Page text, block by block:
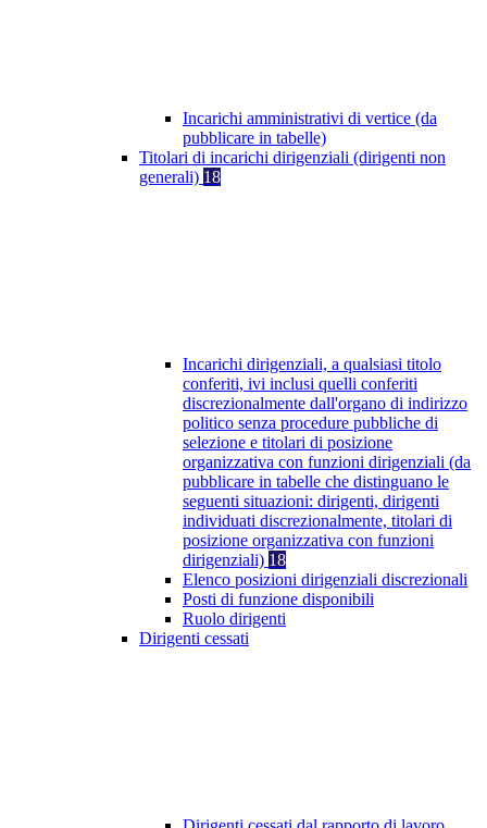
Incarichi amministrativi di vertice (da
pubblicare in tabelle)
Titolari di incarichi dirigenziali (dirigenti non
generali) 18
Incarichi dirigenziali, a qualsiasi titolo
conferiti, ivi inclusi quelli conferiti
discrezionalmente dall'organo di indirizzo
politico senza procedure pubbliche di
selezione e titolari di posizione
organizzativa con funzioni dirigenziali (da
pubblicare in tabelle che distinguano le
seguenti situazioni: dirigenti, dirigenti
individuati discrezionalmente, titolari di
posizione organizzativa con funzioni
dirigenziali) 18
Elenco posizioni dirigenziali discrezionali
Posti di funzione disponibili
Ruolo dirigenti
Dirigenti cessati